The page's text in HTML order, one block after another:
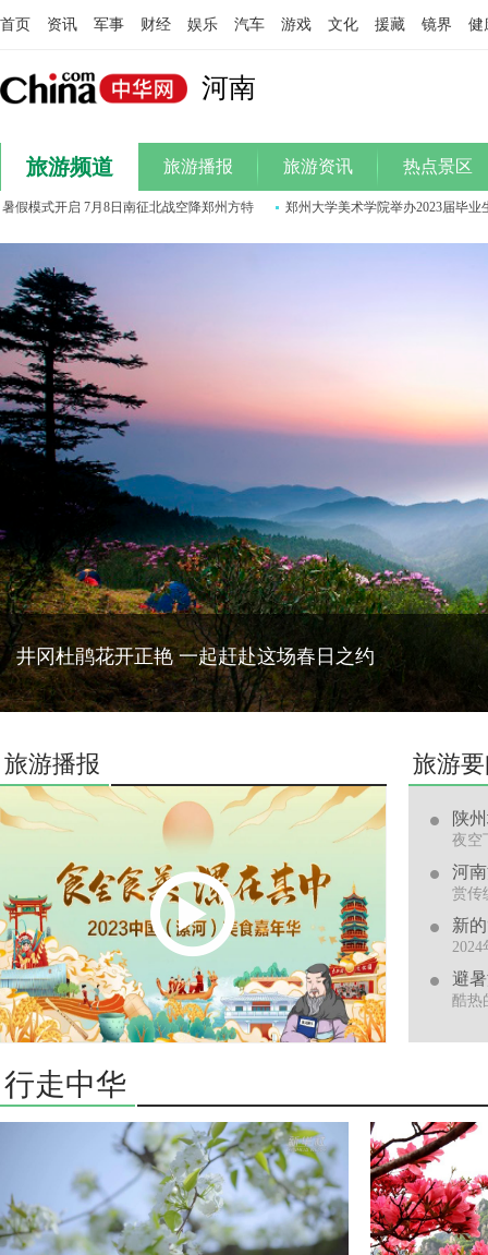
首页 资讯 军事 财经 娱乐 汽车 游戏 文化 援藏 镜界 健
河南
旅游频道 旅游播报 旅游资讯 热点景区
中华名景
式开启 7月8日南征北战空降郑州方特 郑州大学美术学院举办2023届毕业生作
井冈杜鹃花开正艳 一起赶赴这场春日之约
旅游播报 旅游
陕
夜空
河
赏传
新
避
酷热
行走中华